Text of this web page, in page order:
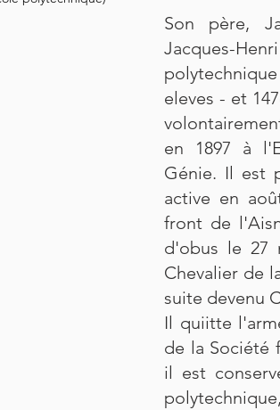
Son père,
Jacques-
eleves - et
en 1897 à
Génie. Il est
active en
front de
d'obus le 27
Chevalier de
suite devenu
Il quiitte
de la Société
il est